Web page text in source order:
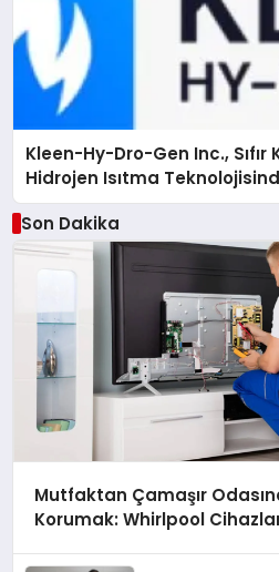
Kleen-Hy-Dro-Gen Inc., Sıfır
Hidrojen Isıtma
Düzenleyici Onaylarını Aldı
Son Dakika
Mutfaktan Çamaşır
Korumak: Whirlpool